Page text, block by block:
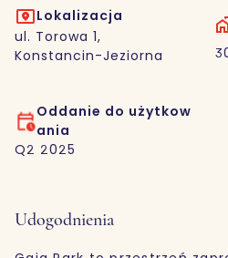
Lokalizacja
ul. Torowa 1,
Konstancin-Jeziorna
Oddanie do użytkow
ania
Q2 2025
Udogodnienia